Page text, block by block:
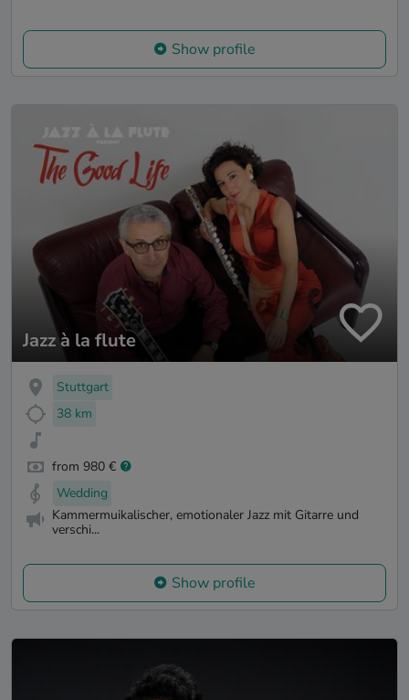
Show profile
Jazz à la flute
Stuttgart
38 km
from 980 €
Wedding
Kammermuikalischer, emotionaler Jazz mit Gitarre und
verschi...
Show profile